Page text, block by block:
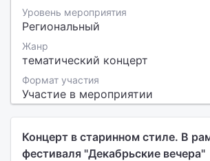
Уровень мероприятия
Региональный
Жанр
тематический концерт
Формат участия
Участие в мероприятии
Концерт в старинном стиле. В
фестиваля "Декабрьские вечера"